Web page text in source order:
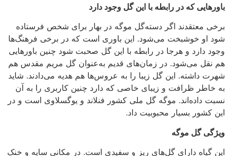
باورهایی که در رابطه با این گل وجود دارد
برخی معتقدند اگر دسته‌گل موگه در بهار برای شخص فرستاده
شود او خوشبخت می‌شود. این باوری است که در برخی فرهنگ‌ها
وجود دارد و هرجا در رابطه با این گل صحبت شود چنین باورهایی
هم نقل می‌شود. در زمان‌های قدیم به‌عنوان گل مریم مقدس هم
شهرت داشته. این گل زیبا را به عروس‌ها هم هدیه می‌دادند. شاید
به خاطر ظرافت و زیبای خاصی که دارد چنین کاربری را به آن
نسبت داده‌اند. موگه گل ملی کشور فنلاند و یوگسلاوی است و در
این کشور بسیار محبوبیت داد.
ویژگی گل موگه
این گیاه دارای گل‌های ریز و سفیدی است. در مکانی سایه و خنک